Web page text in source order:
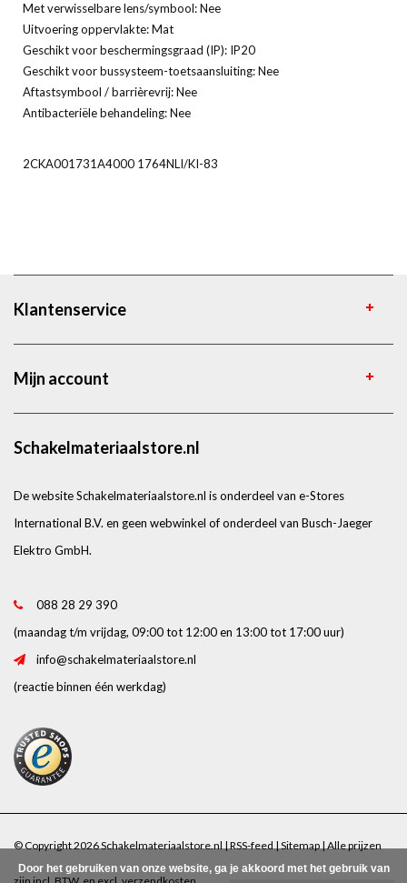
Met verwisselbare lens/symbool: Nee
Uitvoering oppervlakte: Mat
Geschikt voor beschermingsgraad (IP): IP20
Geschikt voor bussysteem-toetsaansluiting: Nee
Aftastsymbool / barrièrevrij: Nee
Antibacteriële behandeling: Nee
2CKA001731A4000 1764NLI/KI-83
Klantenservice
Mijn account
Schakelmateriaalstore.nl
De website Schakelmateriaalstore.nl is onderdeel van e-Stores
International B.V. en geen webwinkel of onderdeel van Busch-Jaeger
Elektro GmbH.
088 28 29 390
(maandag t/m vrijdag, 09:00 tot 12:00 en 13:00 tot 17:00 uur)
info@schakelmateriaalstore.nl
(reactie binnen één werkdag)
© Copyright 2026 Schakelmateriaalstore.nl | RSS-feed | Sitemap | Alle prijzen
Door het gebruiken van onze website, ga je akkoord met het gebruik van